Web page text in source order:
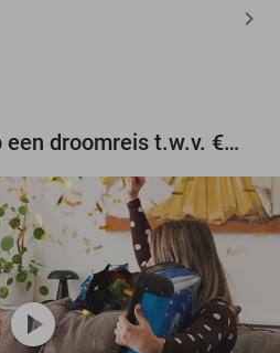
Maak gratis kans op een droomreis t.w.v. €3.000!
play_circle